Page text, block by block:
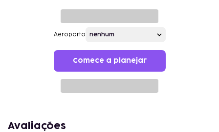
Aeroporto
Comece a planejar
Avaliações